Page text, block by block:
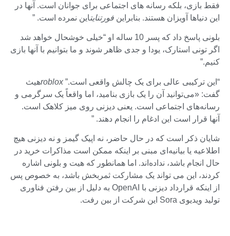
فقط بازی، بلکه رسانه های اجتماعی برای جوانان است. آنها در
این دنیاها آویزان هستند. بنابراین فورتنایتاین نمرده است. ”
بلونی پاسخ داد که پسر 10 ساله او “خیلی خوشحال خواهد شد
اگر تونی استارک، یودا و جدی ظاهر شوند و ما بتوانیم با آنها بازی
کنیم.”
“این ترکیبی عالی برای یک چالش واقعی است.” robloxهیث
گفت: «می‌توانید آن را یک بازی بنامید، اما واقعاً یک سرگرمی و
رسانه‌های اجتماعی است. یعنی دیزنی روی میز کلاهک است.
آنها قرار است این ادغام را انجام دهند. ”
شایان ذکر است که در حال حاضر، نه اپیک گیمز و نه دیزنی هیچ
اطلاعیه یا بیانیه‌ای مبنی بر اینکه ممکن است مذاکرات خرید در
حال انجام باشد، نداده‌اند. اما همانطور که هیت و بلونی اشاره
کردند، این می تواند یک مشارکت ثمربخش باشد، به خصوص پس
از اینکه قرارداد دیزنی با OpenAI به دلیل از بین رفتن فناوری
تولید ویدیوی Sora این شرکت از بین رفت.